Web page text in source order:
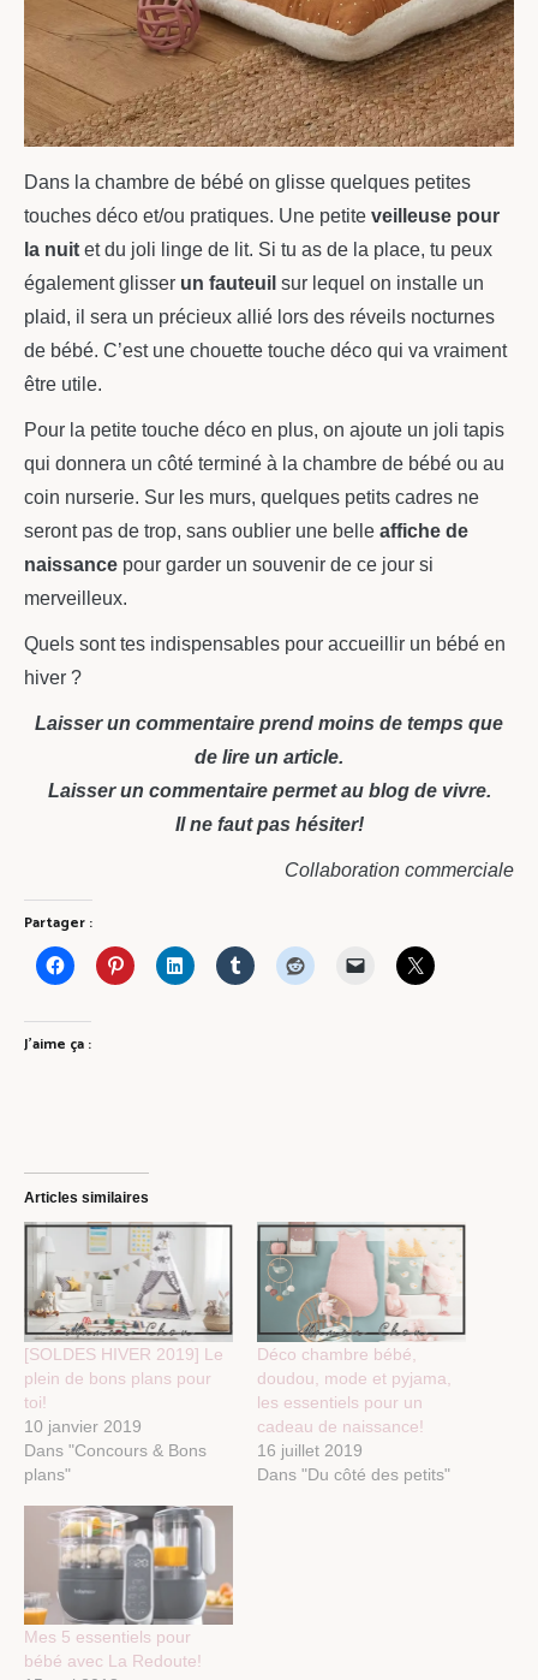
Dans la chambre de bébé on glisse quelques petites
touches déco et/ou pratiques. Une petite veilleuse pour
la nuit et du joli linge de lit. Si tu as de la place, tu peux
également glisser un fauteuil sur lequel on installe un
plaid, il sera un précieux allié lors des réveils nocturnes
de bébé. C’est une chouette touche déco qui va vraiment
être utile.
Pour la petite touche déco en plus, on ajoute un joli tapis
qui donnera un côté terminé à la chambre de bébé ou au
coin nurserie. Sur les murs, quelques petits cadres ne
seront pas de trop, sans oublier une belle affiche de
naissance pour garder un souvenir de ce jour si
merveilleux.
Quels sont tes indispensables pour accueillir un bébé en
hiver ?
Laisser un commentaire prend moins de temps que
de lire un article.
Laisser un commentaire permet au blog de vivre.
Il ne faut pas hésiter!
Collaboration commerciale
Partager :
J’aime ça :
Articles similaires
[SOLDES HIVER 2019] Le
plein de bons plans pour
toi!
10 janvier 2019
Dans "Concours & Bons
plans"
Déco chambre bébé,
doudou, mode et pyjama,
les essentiels pour un
cadeau de naissance!
16 juillet 2019
Dans "Du côté des petits"
Mes 5 essentiels pour
bébé avec La Redoute!